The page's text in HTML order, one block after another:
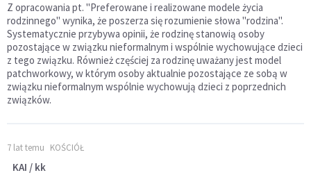
Z opracowania pt. "Preferowane i realizowane modele życia
rodzinnego" wynika, że poszerza się rozumienie słowa "rodzina".
Systematycznie przybywa opinii, że rodzinę stanowią osoby
pozostające w związku nieformalnym i wspólnie wychowujące dzieci
z tego związku. Również częściej za rodzinę uważany jest model
patchworkowy, w którym osoby aktualnie pozostające ze sobą w
związku nieformalnym wspólnie wychowują dzieci z poprzednich
związków.
7 lat temu KOŚCIÓŁ
KAI / kk